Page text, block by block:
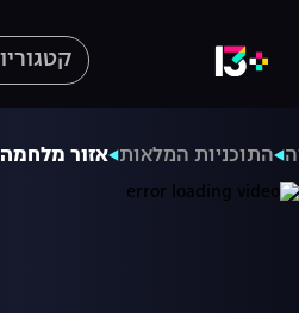
התוכניות המלאות אזור מלחמה 04.08.24 - התכנית המלאה